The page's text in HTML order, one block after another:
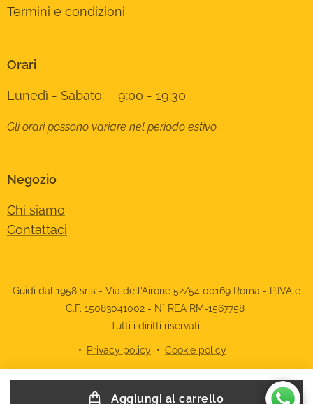
Aggiungi al carrello
Termini e condizioni
Orari
Lunedì - Sabato: 9:00 - 19:30
Gli orari possono variare nel periodo estivo
Negozio
Chi siamo
Contattaci
Guidi dal 1958 srls - Via dell'Airone 52/54 00169 Roma - P.IVA e
C.F. 15083041002 - N° REA RM-1567758
Tutti i diritti riservati
Privacy policy Cookie policy